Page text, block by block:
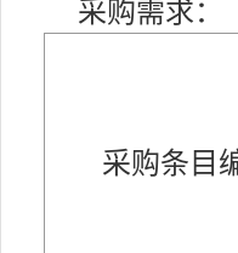
采购需求：
采购条目